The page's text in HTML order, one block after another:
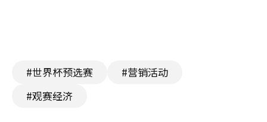
#世界杯预选赛
#营销活动
#观赛经济